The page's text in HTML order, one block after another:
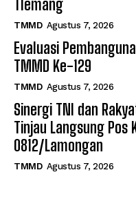
Tlemang
TMMD Agustus 7, 2026
Evaluasi
TMMD Ke-129
TMMD Agustus 7, 2026
Sinergi TNI dan
Tinjau Langsung Pos
0812/Lamongan
TMMD Agustus 7, 2026